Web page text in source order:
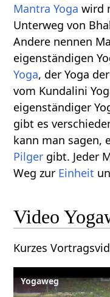
Mantra Yoga wird
Unterweg von
Andere nennen
eigenständigen
Yoga, der Yoga
vom Kundalini
eigenständiger
gibt es
kann man sagen,
Pilger gibt. Jeder
Weg zur Einheit
Video
Kurzes
Yogaweg